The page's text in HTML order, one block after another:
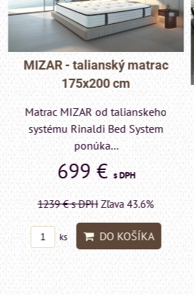
MIZAR - talianský matrac
175x200 cm
Matrac MIZAR od talianskeho
systému Rinaldi Bed System
ponúka...
699 €s DPH
1239 €s DPH Zľava 43.6%
ks DO KOŠÍKA